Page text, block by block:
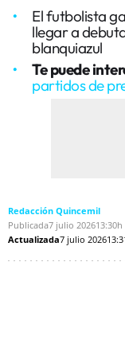
El futbolista
llegar a
blanquiazul
Te puede
partidos de
Redacción Quincemil
Publicada7 julio 202613:30h
Actualizada7 julio 2026